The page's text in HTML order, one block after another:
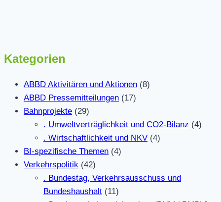
Kategorien
ABBD Aktivitären und Aktionen (8)
ABBD Pressemitteilungen (17)
Bahnprojekte (29)
. Umweltverträglichkeit und CO2-Bilanz (4)
. Wirtschaftlichkeit und NKV (4)
BI-spezifische Themen (4)
Verkehrspolitik (42)
. Bundestag, Verkehrsausschuss und
Bundeshaushalt (11)